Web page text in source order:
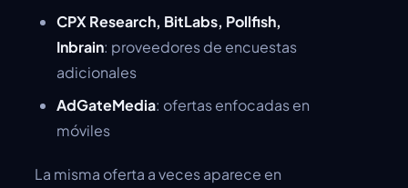
CPX Research, BitLabs, Pollfish,
Inbrain: proveedores de encuestas
adicionales
AdGateMedia: ofertas enfocadas en
móviles
La misma oferta a veces aparece en